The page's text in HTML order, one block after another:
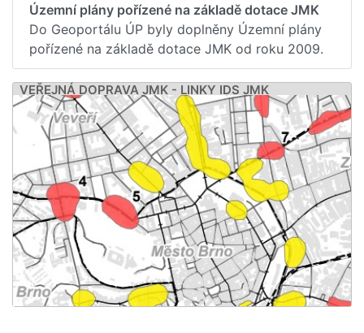
Územní plány pořízené na základě dotace JMK
Do Geoportálu ÚP byly doplněny Územní plány
pořízené na základě dotace JMK od roku 2009.
VEŘEJNÁ DOPRAVA JMK - LINKY IDS JMK